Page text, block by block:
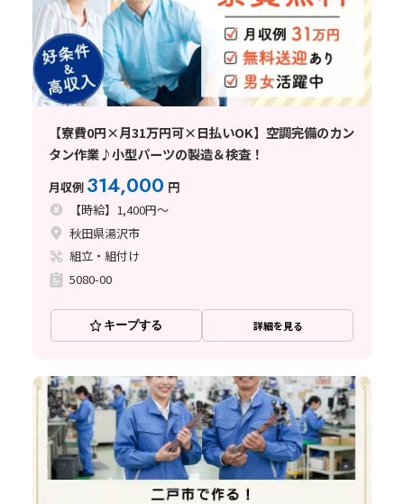
【寮費0円×月31万円可×日払いOK】空調完備のカン
タン作業♪小型パーツの製造＆検査！
月収例 314,000 円
【時給】1,400円～
秋田県湯沢市
組立・組付け
5080-00
キープする 詳細を見る